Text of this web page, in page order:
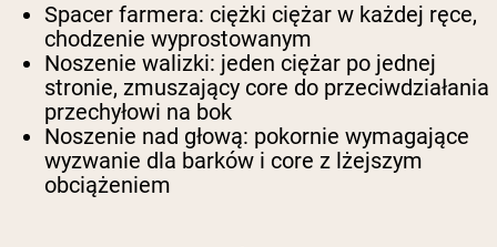
Spacer farmera: ciężki ciężar w każdej ręce,
chodzenie wyprostowanym
Noszenie walizki: jeden ciężar po jednej
stronie, zmuszający core do przeciwdziałania
przechyłowi na bok
Noszenie nad głową: pokornie wymagające
wyzwanie dla barków i core z lżejszym
obciążeniem